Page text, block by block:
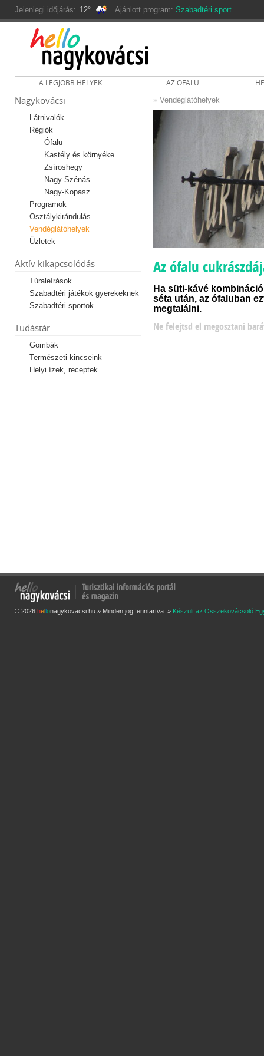
Jelenlegi időjárás: 12° Ajánlott program: Szabadtéri sport
A LEGJOBB HELYEK AZ ÓFALU
Nagykovácsi
Látnivalók
Régiók
Ófalu
Kastély és környéke
Zsíroshegy
Nagy-Szénás
Nagy-Kopasz
Programok
Osztálykirándulás
Vendéglátóhelyek
Üzletek
Aktív kikapcsolódás
Túraleírások
Szabadtéri játékok gyerekeknek
Szabadtéri sportok
Tudástár
Gombák
Természeti kincseink
Helyi ízek, receptek
» Vendéglátóhelyek
Az ófalu
Ha süti-kávé
séta után, az ófaluban
megtalálni.
Ne felejtsd el megosztani
© 2026 he onagykovacsi.hu » Minden jog fenntartva. » Készült az Összekovácsoló